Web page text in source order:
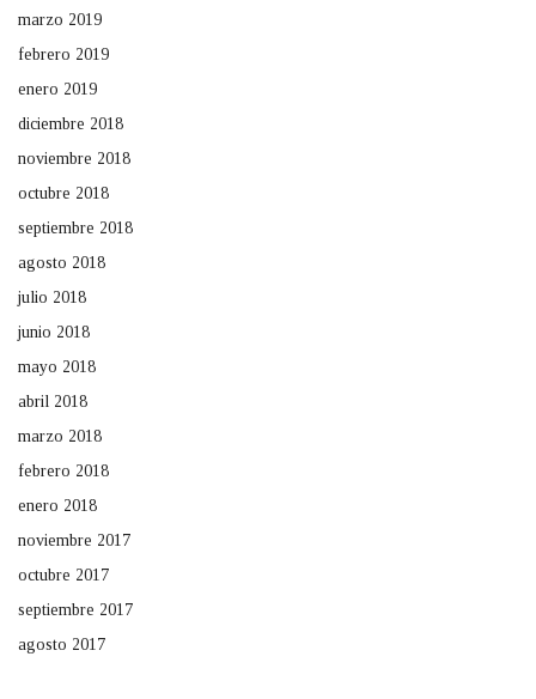
marzo 2019
febrero 2019
enero 2019
diciembre 2018
noviembre 2018
octubre 2018
septiembre 2018
agosto 2018
julio 2018
junio 2018
mayo 2018
abril 2018
marzo 2018
febrero 2018
enero 2018
noviembre 2017
octubre 2017
septiembre 2017
agosto 2017